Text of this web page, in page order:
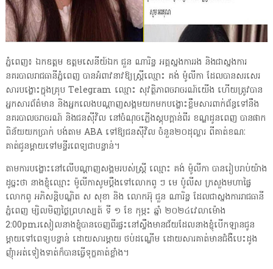
ភ្នំពេញ៖ ឯកឧត្តម ឧត្តមសេនីយ៍ឯក ជួន ណារិន្ទ អគ្គស្នងការរង និងជាស្នងការ
នគរបាលរាជធានីភ្នំពេញ បានអំពាវនាវឱ្យស្ត្រីឈ្មោះ គង់ ម៉ូលីកា ដែលបានសរសេរ
សារបង្ហោះក្នុងគ្រុប Telegram ឈ្មោះ សុវត្ថិភាពចរាចរណ៍យើង ហើយត្រូវបាន
អ្នកសារព័ត៌មាន និងអ្នកលេងបណ្តាញសង្គមយកមកបង្ហោះខ្លឹមសារពាក់ព័ន្ធទៅនឹង
នគរបាលចរាចរណ៍ និងជនស៊ីវិល នៅចំណុចភ្លើងស្តុបក្តាន់ពីរ ខណ្ឌដូនពេញ បានផាក
ពិន័យយកប្រាក់ បង់តាម ABA ទៅឱ្យជនស៊ីវិល ចំនួន២០ដុល្លារ ពីគាត់ខណៈ
គាត់ជូនម្តាយទៅមន្ទីរពេទ្យជាបន្ទាន់។
តាមការបង្ហោះនៅលើបណ្តាញសង្គមរបស់ស្រ្តី ឈ្មោះ គង់ ម៉ូលីកា បានរៀបរាប់យ៉ាង
ដូច្នះថា នាងខ្ញុំឈ្មោះ ម៉ូលីកាសូមប្តឹងទៅលោកពូ ៗ មេ ប៉ូលីស ក្រសួងមហាផ្ទៃ
លោកពូ អភិសន្តិបណ្ឌិត ស សុខា និង លោកអ៊ុ ជួន ណារិន្ទ ដែលជាស្នងការរាជធានី
ភ្នំពេញ ម្សិលមិញថ្ងៃព្រហស្បត៍ ទី ១ ខែ កុម្ភះ ឆ្នាំ ២០២៤វេលាម៉ោង
2:00pmរសៀលនាងខ្ញុំបានចេញពីរផ្ទះនៅស្ទឹងមានជ័យដែលនាងខ្ញុំបើកឡានជូន
ម្តាយទៅពេទ្យបន្ទាន់ ដោយសារម្តាយ ថប់ដណ្ហើម ដោយសារគាត់មានជំងឺបេះដូង
ញុំាអត់ទៀងទាត់ក៏បានធ្វើទុក្ខគាត់ខ្លាំង។